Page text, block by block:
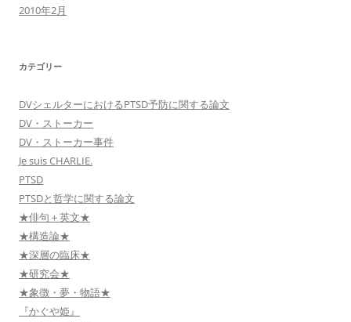
2010年2月
カテゴリー
DVシェルターにおけるPTSD予防に関する論文
DV・ストーカー
DV・ストーカー事件
Je suis CHARLIE.
PTSD
PTSDと哲学に関する論文
★俳句＋英文★
★構造論★
★深層の臨床★
★研究会★
★象徴・夢・物語★
『かぐや姫』